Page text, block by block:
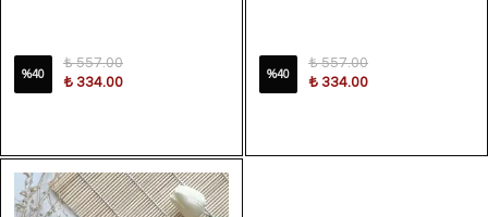
%40
₺ 557.00
₺ 334.00
%40
₺ 557.00
₺ 334.00